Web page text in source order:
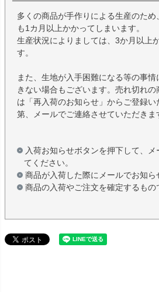
多くの商品が手作りによる生産のた
も1カ月以上かかってしまいます。
生産状況によりましては、3か月以上
す。
また、生地が入手困難になる等の事
きない場合もございます。売れ切れ
は「再入荷のお知らせ」からご登録
第、メールでご連絡させていただきま
入荷お知らせボタンを押下して、
てください。
商品が入荷した際にメールでお知ら
商品の入荷やご注文を確定するもの